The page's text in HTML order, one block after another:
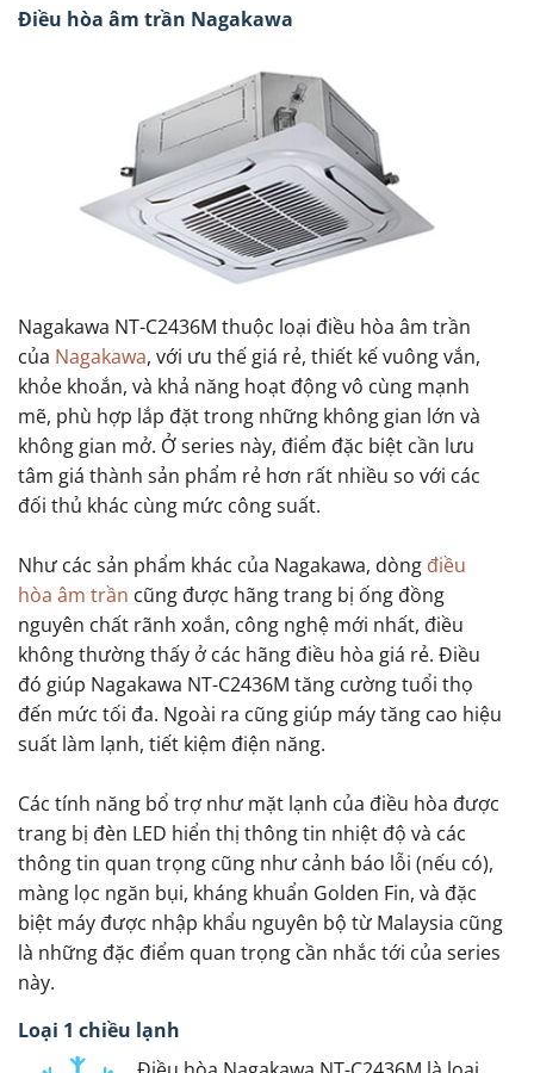
Điều hòa âm trần Nagakawa
Nagakawa NT-C2436M thuộc loại điều hòa âm trần
của Nagakawa, với ưu thế giá rẻ, thiết kế vuông vắn,
khỏe khoắn, và khả năng hoạt động vô cùng mạnh
mẽ, phù hợp lắp đặt trong những không gian lớn và
không gian mở. Ở series này, điểm đặc biệt cần lưu
tâm giá thành sản phẩm rẻ hơn rất nhiều so với các
đối thủ khác cùng mức công suất.
Như các sản phẩm khác của Nagakawa, dòng điều
hòa âm trần cũng được hãng trang bị ống đồng
nguyên chất rãnh xoắn, công nghệ mới nhất, điều
không thường thấy ở các hãng điều hòa giá rẻ. Điều
đó giúp Nagakawa NT-C2436M tăng cường tuổi thọ
đến mức tối đa. Ngoài ra cũng giúp máy tăng cao hiệu
suất làm lạnh, tiết kiệm điện năng.
Các tính năng bổ trợ như mặt lạnh của điều hòa được
trang bị đèn LED hiển thị thông tin nhiệt độ và các
thông tin quan trọng cũng như cảnh báo lỗi (nếu có),
màng lọc ngăn bụi, kháng khuẩn Golden Fin, và đặc
biệt máy được nhập khẩu nguyên bộ từ Malaysia cũng
là những đặc điểm quan trọng cần nhắc tới của series
này.
Loại 1 chiều lạnh